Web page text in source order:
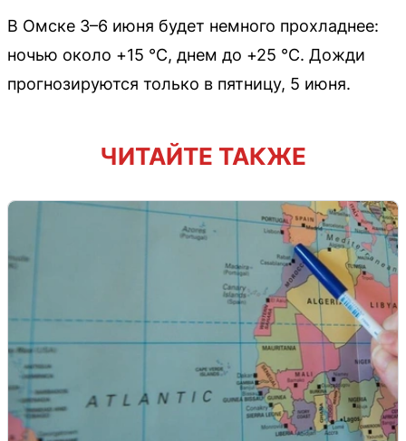
В Омске 3–6 июня будет немного прохладнее:
ночью около +15 °C, днем до +25 °C. Дожди
прогнозируются только в пятницу, 5 июня.
ЧИТАЙТЕ ТАКЖЕ